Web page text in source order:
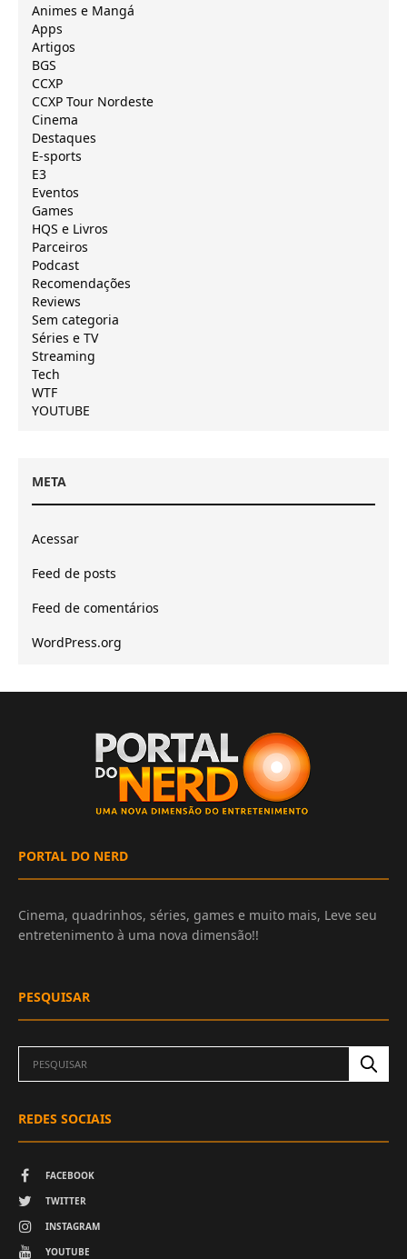
Animes e Mangá
Apps
Artigos
BGS
CCXP
CCXP Tour Nordeste
Cinema
Destaques
E-sports
E3
Eventos
Games
HQS e Livros
Parceiros
Podcast
Recomendações
Reviews
Sem categoria
Séries e TV
Streaming
Tech
WTF
YOUTUBE
META
Acessar
Feed de posts
Feed de comentários
WordPress.org
PORTAL DO NERD
Cinema, quadrinhos, séries, games e muito mais, Leve seu
entretenimento à uma nova dimensão!!
PESQUISAR
REDES SOCIAIS
FACEBOOK
TWITTER
INSTAGRAM
YOUTUBE